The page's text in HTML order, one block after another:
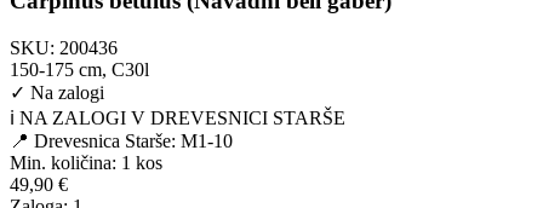
SKU: 200436
150-175 cm, C30l
✓ Na zalogi
ℹ️ NA ZALOGI V DREVESNICI STARŠE
📍 Drevesnica Starše: M1-10
Min. količina: 1 kos
49,90 €